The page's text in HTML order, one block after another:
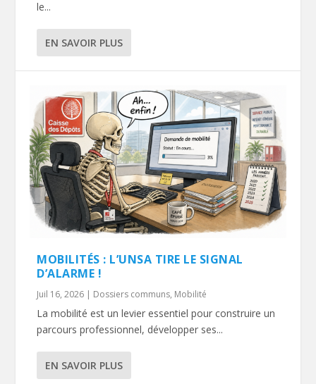
le...
EN SAVOIR PLUS
MOBILITÉS : L’UNSA TIRE LE SIGNAL
D’ALARME !
Juil 16, 2026 Dossiers communs, Mobilité
La mobilité est un levier essentiel pour construire un
parcours professionnel, développer ses...
EN SAVOIR PLUS